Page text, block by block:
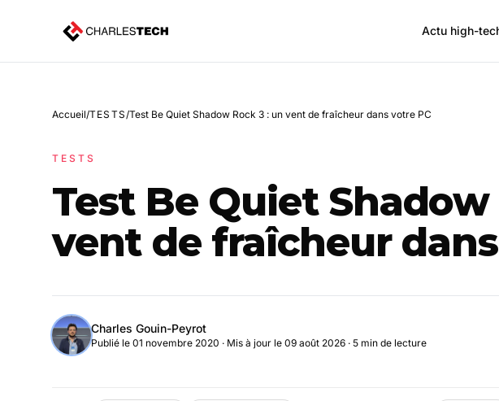
Actu high-
Accueil/TESTS/Test Be Quiet Shadow Rock 3 : un vent de fraîcheur dans votre PC
TESTS
Test Be Quiet
vent de fraîcheur
Charles Gouin-Peyrot
Publié le 01 novembre 2020 · Mis à jour le 09 août 2026 · 5 min de lecture